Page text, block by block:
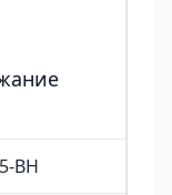
ВН